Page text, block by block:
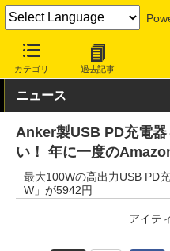
カテゴリ 過去記事
INTERNET Watch セール情報
ニュース
Anker製USB PD充電
い！ 年に一度の
最大100Wの高出力USB PD
W」が5942円
アイテ